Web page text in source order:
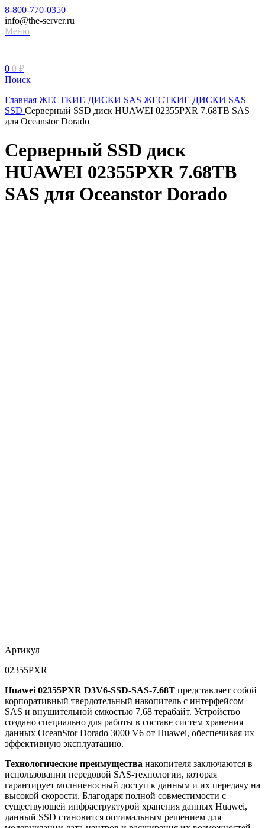
8-800-770-0350
info@the-server.ru
Меню
0 0 ₽
Поиск
Главная ЖЕСТКИЕ ДИСКИ SAS ЖЕСТКИЕ ДИСКИ SAS
SSD Серверный SSD диск HUAWEI 02355PXR 7.68TB SAS
для Oceanstor Dorado
Серверный SSD диск
HUAWEI 02355PXR 7.68TB
SAS для Oceanstor Dorado
Артикул
02355PXR
Huawei 02355PXR D3V6-SSD-SAS-7.68T представляет собой
корпоративный твердотельный накопитель с интерфейсом
SAS и внушительной емкостью 7,68 терабайт. Устройство
создано специально для работы в составе систем хранения
данных OceanStor Dorado 3000 V6 от Huawei, обеспечивая их
эффективную эксплуатацию.
Технологические преимущества накопителя заключаются в
использовании передовой SAS-технологии, которая
гарантирует молниеносный доступ к данным и их передачу на
высокой скорости. Благодаря полной совместимости с
существующей инфраструктурой хранения данных Huawei,
данный SSD становится оптимальным решением для